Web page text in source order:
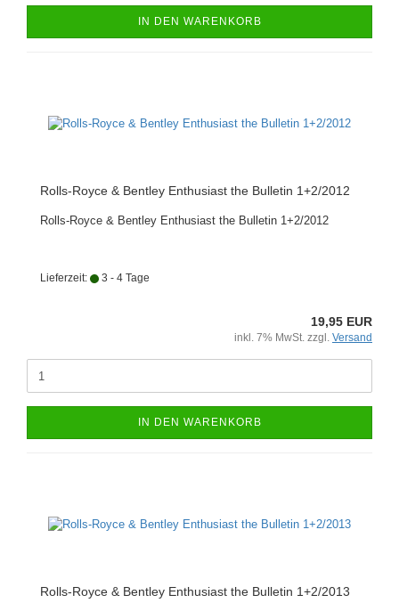
IN DEN WARENKORB
Rolls-Royce & Bentley Enthusiast the Bulletin 1+2/2012
Rolls-Royce & Bentley Enthusiast the Bulletin 1+2/2012
Lieferzeit: 3 - 4 Tage
19,95 EUR
inkl. 7% MwSt. zzgl. Versand
IN DEN WARENKORB
Rolls-Royce & Bentley Enthusiast the Bulletin 1+2/2013